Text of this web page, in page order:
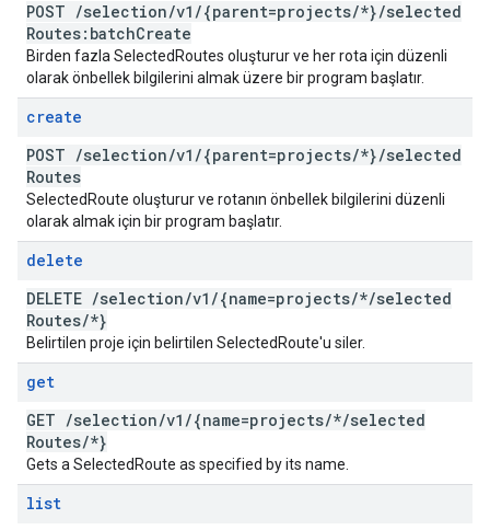
POST /selection/v1 /{parent=projects/*}/selected
Routes:batchCreate
Birden fazla SelectedRoutes oluşturur ve her rota için düzenli
olarak önbellek bilgilerini almak üzere bir program başlatır.
create
POST /selection/v1 /{parent=projects/*}/selected
Routes
SelectedRoute oluşturur ve rotanın önbellek bilgilerini düzenli
olarak almak için bir program başlatır.
delete
DELETE /selection/v1 /{name=projects/*/selected
Routes/*}
Belirtilen proje için belirtilen SelectedRoute'u siler.
get
GET /selection/v1 /{name=projects/*/selected
Routes/*}
Gets a SelectedRoute as specified by its name.
list